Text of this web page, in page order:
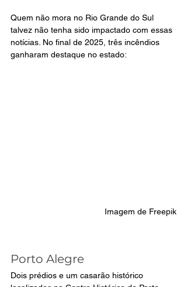
Quem não mora no Rio Grande do Sul
talvez não tenha sido impactado com essas
notícias. No final de 2025, três incêndios
ganharam destaque no estado:
Imagem de Freepik
Porto Alegre
Dois prédios e um casarão histórico